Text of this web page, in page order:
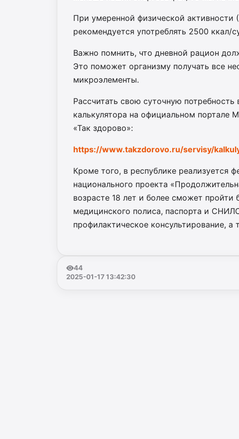
При умеренной физической
рекомендуется употреблять 2500
Важно помнить, что дневной рацион
Это поможет организму получать все
микроэлементы.
Рассчитать свою суточную
калькулятора на официальном портале
«Так здорово»:
https://www.takzdorovo.ru/servisy/
Кроме того, в республике реализуется
национального проекта
возрасте 18 лет и более сможет пройти
медицинского полиса, паспорта и
профилактическое консультирование,
44
2025-01-17 13:42:30